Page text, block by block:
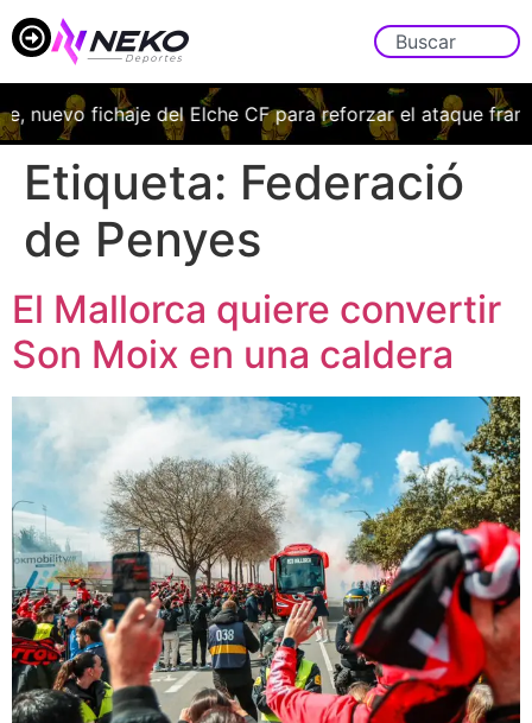
nuevo fichaje del Elche CF para reforzar el ataque
Etiqueta: Federació
de Penyes
El Mallorca quiere convertir
Son Moix en una caldera